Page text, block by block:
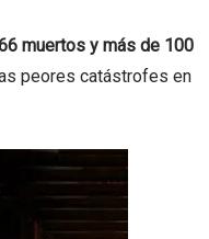
muertos y más de 100
peores catástrofes en